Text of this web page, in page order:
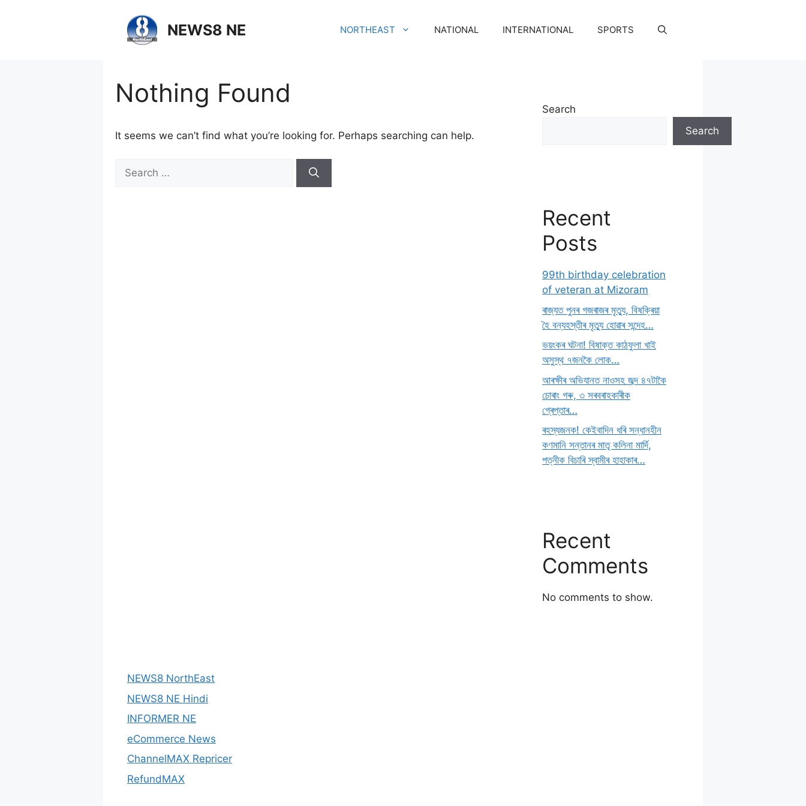
NEWS8 NE NORTHEAST NATIONAL INTERNATIONAL SPORTS
Nothing Found
It seems we can’t find what you’re looking for. Perhaps searching can help.
Search
Search
Recent
Posts
99th birthday celebration
of veteran at Mizoram
ৰাজ্যত পুনৰ গজৰাজৰ মৃত্যু, বিষক্ৰিয়া
হৈ বন্যহস্তীৰ মৃত্যু হোৱাৰ সন্দেহ…
ভয়ংকৰ ঘটনা! বিষাক্ত কাঠফুলা খাই
অসুস্থ ৭জনকৈ লোক…
আৰক্ষীৰ অভিযানত নাওসহ জব্দ ৪৭টাকৈ
চোৰাং গৰু, ৩ সৰবৰাহকাৰীক
গ্ৰেপ্তাৰ…
ৰহস্যজনক! কেইবাদিন ধৰি সন্ধানহীন
কণমানি সন্তানৰ মাতৃ কলিনা মাৰ্দি,
পত্নীক বিচাৰি স্বামীৰ হাহাকাৰ…
Recent
Comments
No comments to show.
NEWS8 NorthEast
NEWS8 NE Hindi
INFORMER NE
eCommerce News
ChannelMAX Repricer
RefundMAX